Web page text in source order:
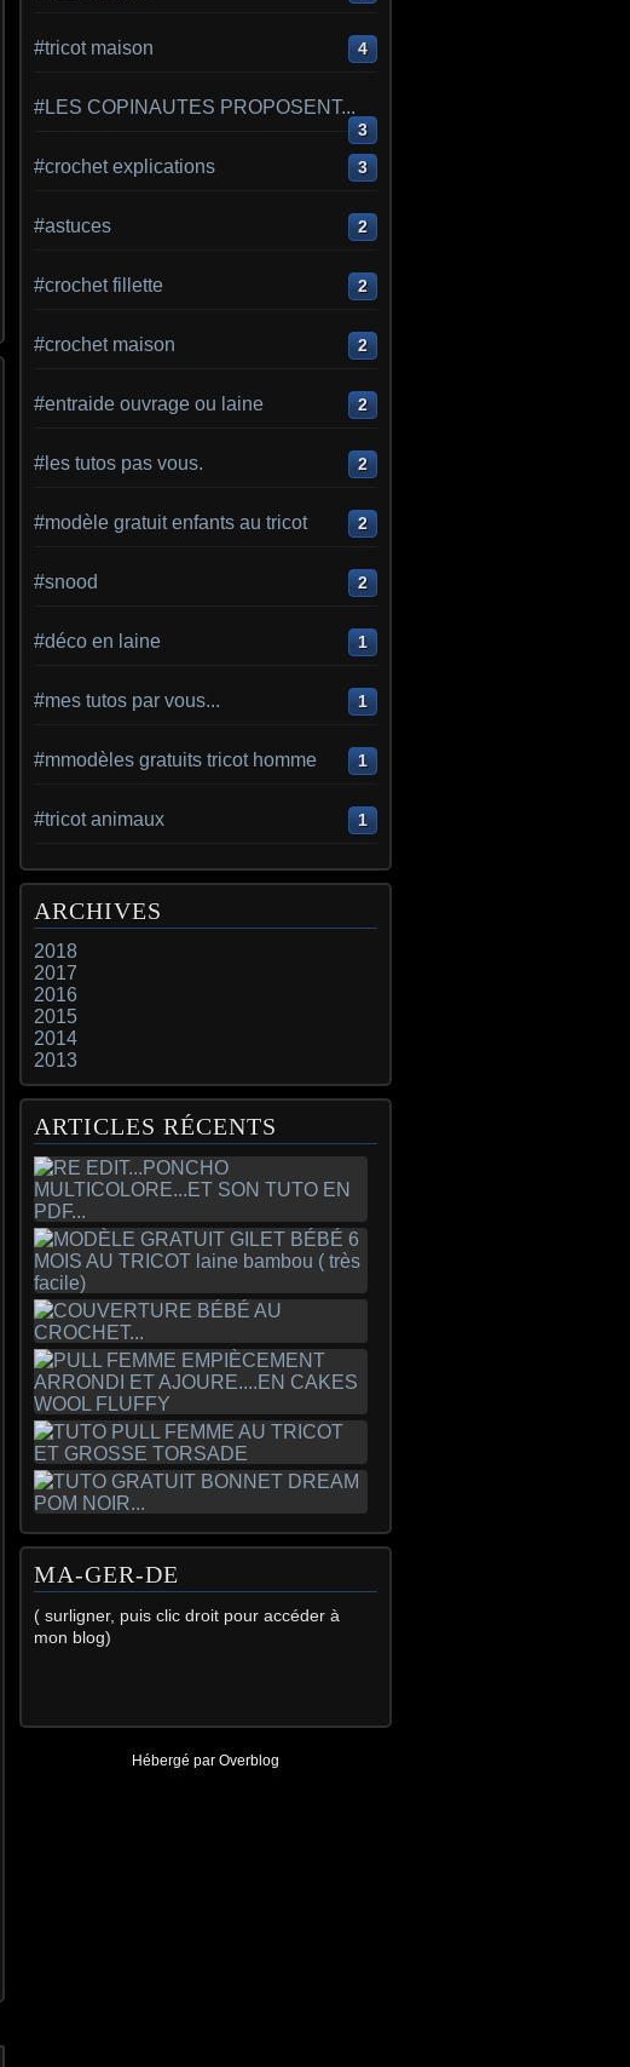
#tricot maison 4
#LES COPINAUTES PROPOSENT...
3
#crochet explications 3
#astuces 2
#crochet fillette 2
#crochet maison 2
#entraide ouvrage ou laine 2
#les tutos pas vous. 2
#modèle gratuit enfants au tricot 2
#snood 2
#déco en laine 1
#mes tutos par vous... 1
#mmodèles gratuits tricot homme 1
#tricot animaux 1
ARCHIVES
2018
2017
2016
2015
2014
2013
ARTICLES RÉCENTS
MA-GER-DE
( surligner, puis clic droit pour accéder à
mon blog)
Hébergé par Overblog